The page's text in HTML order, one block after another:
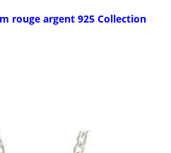
rouge argent 925 Collection